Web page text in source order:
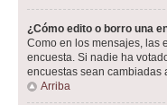
¿Cómo edito o borro una
Como en los mensajes, las
encuesta. Si nadie ha
encuestas sean cambiadas
Arriba